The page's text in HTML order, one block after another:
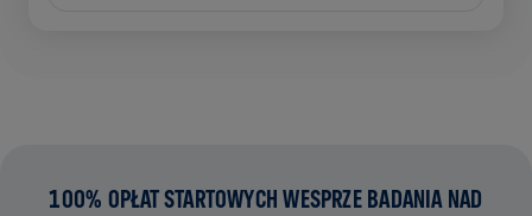
100% OPŁAT STARTOWYCH WESPRZE BADANIA NAD